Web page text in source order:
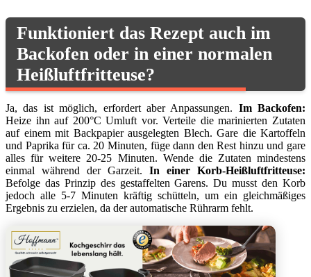
Funktioniert das Rezept auch im
Backofen oder in einer normalen
Heißluftfritteuse?
Ja, das ist möglich, erfordert aber Anpassungen. Im Backofen:
Heize ihn auf 200°C Umluft vor. Verteile die marinierten Zutaten
auf einem mit Backpapier ausgelegten Blech. Gare die Kartoffeln
und Paprika für ca. 20 Minuten, füge dann den Rest hinzu und gare
alles für weitere 20-25 Minuten. Wende die Zutaten mindestens
einmal während der Garzeit. In einer Korb-Heißluftfritteuse:
Befolge das Prinzip des gestaffelten Garens. Du musst den Korb
jedoch alle 5-7 Minuten kräftig schütteln, um ein gleichmäßiges
Ergebnis zu erzielen, da der automatische Rührarm fehlt.